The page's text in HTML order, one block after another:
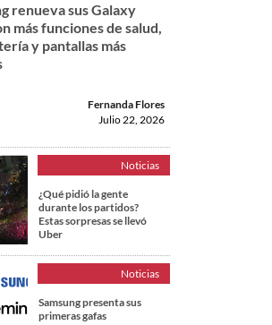
renueva sus Galaxy
más funciones de salud,
y pantallas más
Fernanda Flores
Julio 22, 2026
Noticias
¿Qué pidió la gente
durante los partidos?
Estas sorpresas se llevó
Uber
Noticias
Samsung presenta sus
primeras gafas